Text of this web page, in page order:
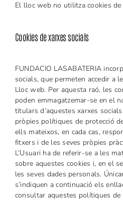
El lloc web no utilitza cookies de
Cookies de xarxes socials
FUNDACIO LASABATERIA
socials, que permeten accedir a
Lloc web. Per aquesta raó, les
poden emmagatzemar-se en el
titulars d’aquestes xarxes
pròpies polítiques de protecció
ells mateixos, en cada cas,
fitxers i de les seves pròpies
L’Usuari ha de referir-se a les
sobre aquestes cookies i, en el
les seves dades personals.
s’indiquen a continuació els
consultar aquestes polítiques de